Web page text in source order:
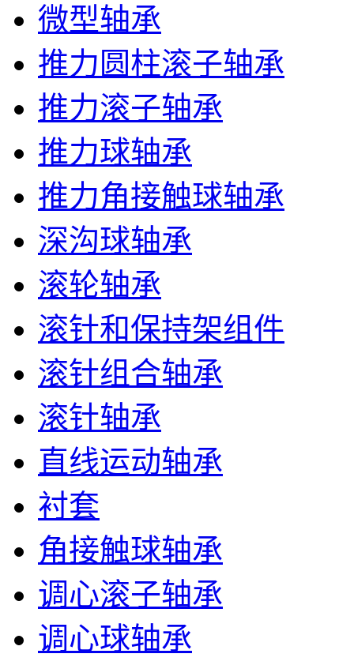
微型轴承
推力圆柱滚子轴承
推力滚子轴承
推力球轴承
推力角接触球轴承
深沟球轴承
滚轮轴承
滚针和保持架组件
滚针组合轴承
滚针轴承
直线运动轴承
衬套
角接触球轴承
调心滚子轴承
调心球轴承